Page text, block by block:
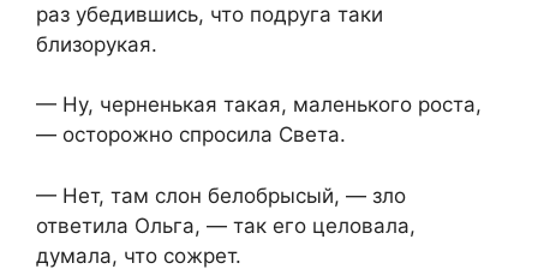
раз убедившись, что подруга таки
близорукая.
— Ну, черненькая такая, маленького роста,
— осторожно спросила Света.
— Нет, там слон белобрысый, — зло
ответила Ольга, — так его целовала,
думала, что сожрет.